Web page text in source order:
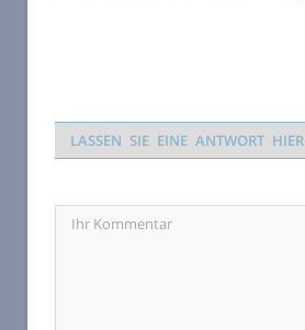
LASSEN SIE EINE ANTWORT HIER